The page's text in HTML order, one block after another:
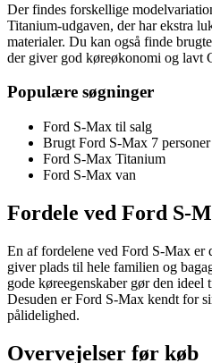
Der findes forskellige
Titanium-udgaven, der har ekstra
materialer. Du kan også finde
der giver god køreøkonomi og lavt
Populære søgninger
Ford S-Max til salg
Brugt Ford S-Max 7 personer
Ford S-Max Titanium
Ford S-Max van
Fordele ved Ford S-
En af fordelene ved Ford S-Max er
giver plads til hele familien og
gode køreegenskaber gør den
Desuden er Ford S-Max kendt for
pålidelighed.
Overvejelser før køb